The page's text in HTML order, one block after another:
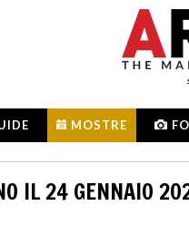
MOSTRE
IL 24 GENNAIO